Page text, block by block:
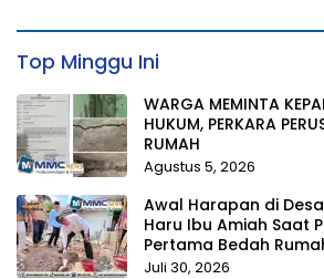
Top Minggu Ini
WARGA MEMINTA
HUKUM, PERKARA
RUMAH
Agustus 5, 2026
Awal Harapan di
Haru Ibu Amiah Saat
Pertama Bedah
Juli 30, 2026